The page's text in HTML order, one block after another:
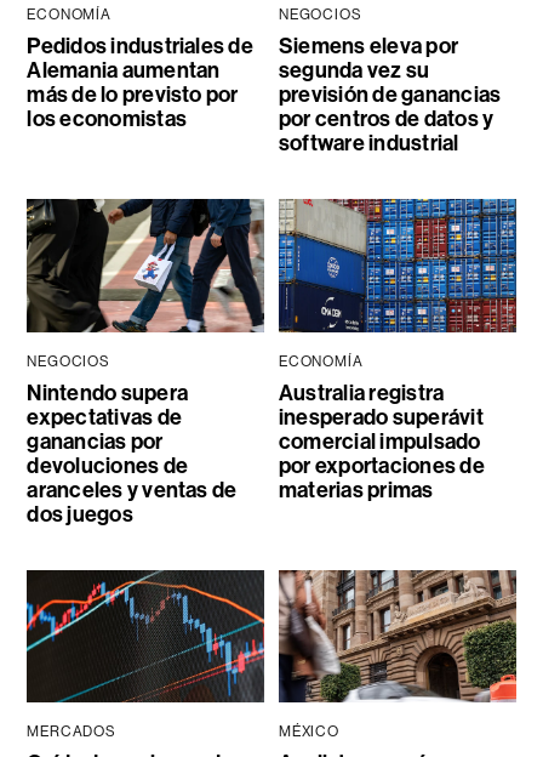
ECONOMÍA
Pedidos industriales de
Alemania aumentan
más de lo previsto por
los economistas
NEGOCIOS
Siemens eleva por
segunda vez su
previsión de ganancias
por centros de datos y
software industrial
NEGOCIOS
Nintendo supera
expectativas de
ganancias por
devoluciones de
aranceles y ventas de
dos juegos
ECONOMÍA
Australia registra
inesperado superávit
comercial impulsado
por exportaciones de
materias primas
MERCADOS MÉXICO